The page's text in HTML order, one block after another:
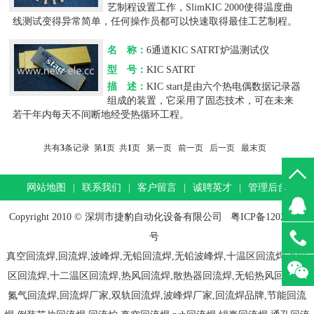
艺制程设置工作，SlimKIC 2000使得温度曲
线测试变得异常简单，任何操作员都可以快速取得最佳工艺制程。
名 称：6通道KIC SATRT炉温测试仪
型 号：KIC SATRT
描 述：KIC start是由六个热电偶数据记录器
组成的装置，它采用了固态技术，可在未来
若干年内每天不间断地经受热循环工程。
共有3条记录 第1页 共1页 第一页 前一页 后一页 最末页
网站地图 联系我们 客户留言 诚聘英才 管理后台
Copyright 2010 © 深圳市捷豹自动化设备有限公司
粤ICP备12022439
号
真空回流焊,回流焊,波峰焊,无铅回流焊,无铅波峰焊,十温区回流焊,八温
区回流焊,十二温区回流焊,热风回流焊,散热器回流焊,无铅热风回流焊,
氮气回流焊,回流焊厂家,双轨回流焊,波峰焊厂家,回流焊品牌,节能回流